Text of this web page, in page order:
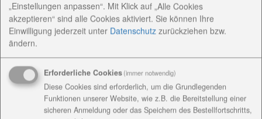
25 bunte Luftballons sind am Mittwoch von
Ebersdorf aus in den Himmel gestiegen. 25 - für
jeden, in den vergangenen Wochen an oder mit
„Einstellungen anpassen“. Mit Klick auf „Alle Cookies
akzeptieren“ sind alle Cookies aktiviert. Sie können Ihre
Einwilligung jederzeit unter Datenschutz zurückziehen bzw.
ändern.
Erforderliche Cookies(immer notwendig)
Diese Cookies sind erforderlich, um die Grundlegenden
Funktionen unserer Website, wie z.B. die Bereitstellung einer
sicheren Anmeldung oder das Speichern des Bestellfortschritts,